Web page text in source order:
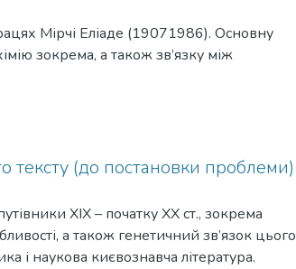
Мірчі Еліаде (19071986). Основну
зокрема, а також зв’язку між
тексту (до постановки проблеми)
XIX – початку XX ст., зокрема
а також генетичний зв’язок цього
і наукова києвознавча література.